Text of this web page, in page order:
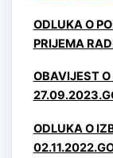
ODLUKA O
PRIJEMA
OBAVIJEST
ODLUKA O